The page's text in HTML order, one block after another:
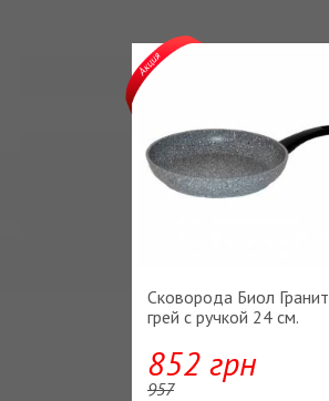
Сковорода Биол Гранит
грей с ручкой 24 см.
852 грн
957